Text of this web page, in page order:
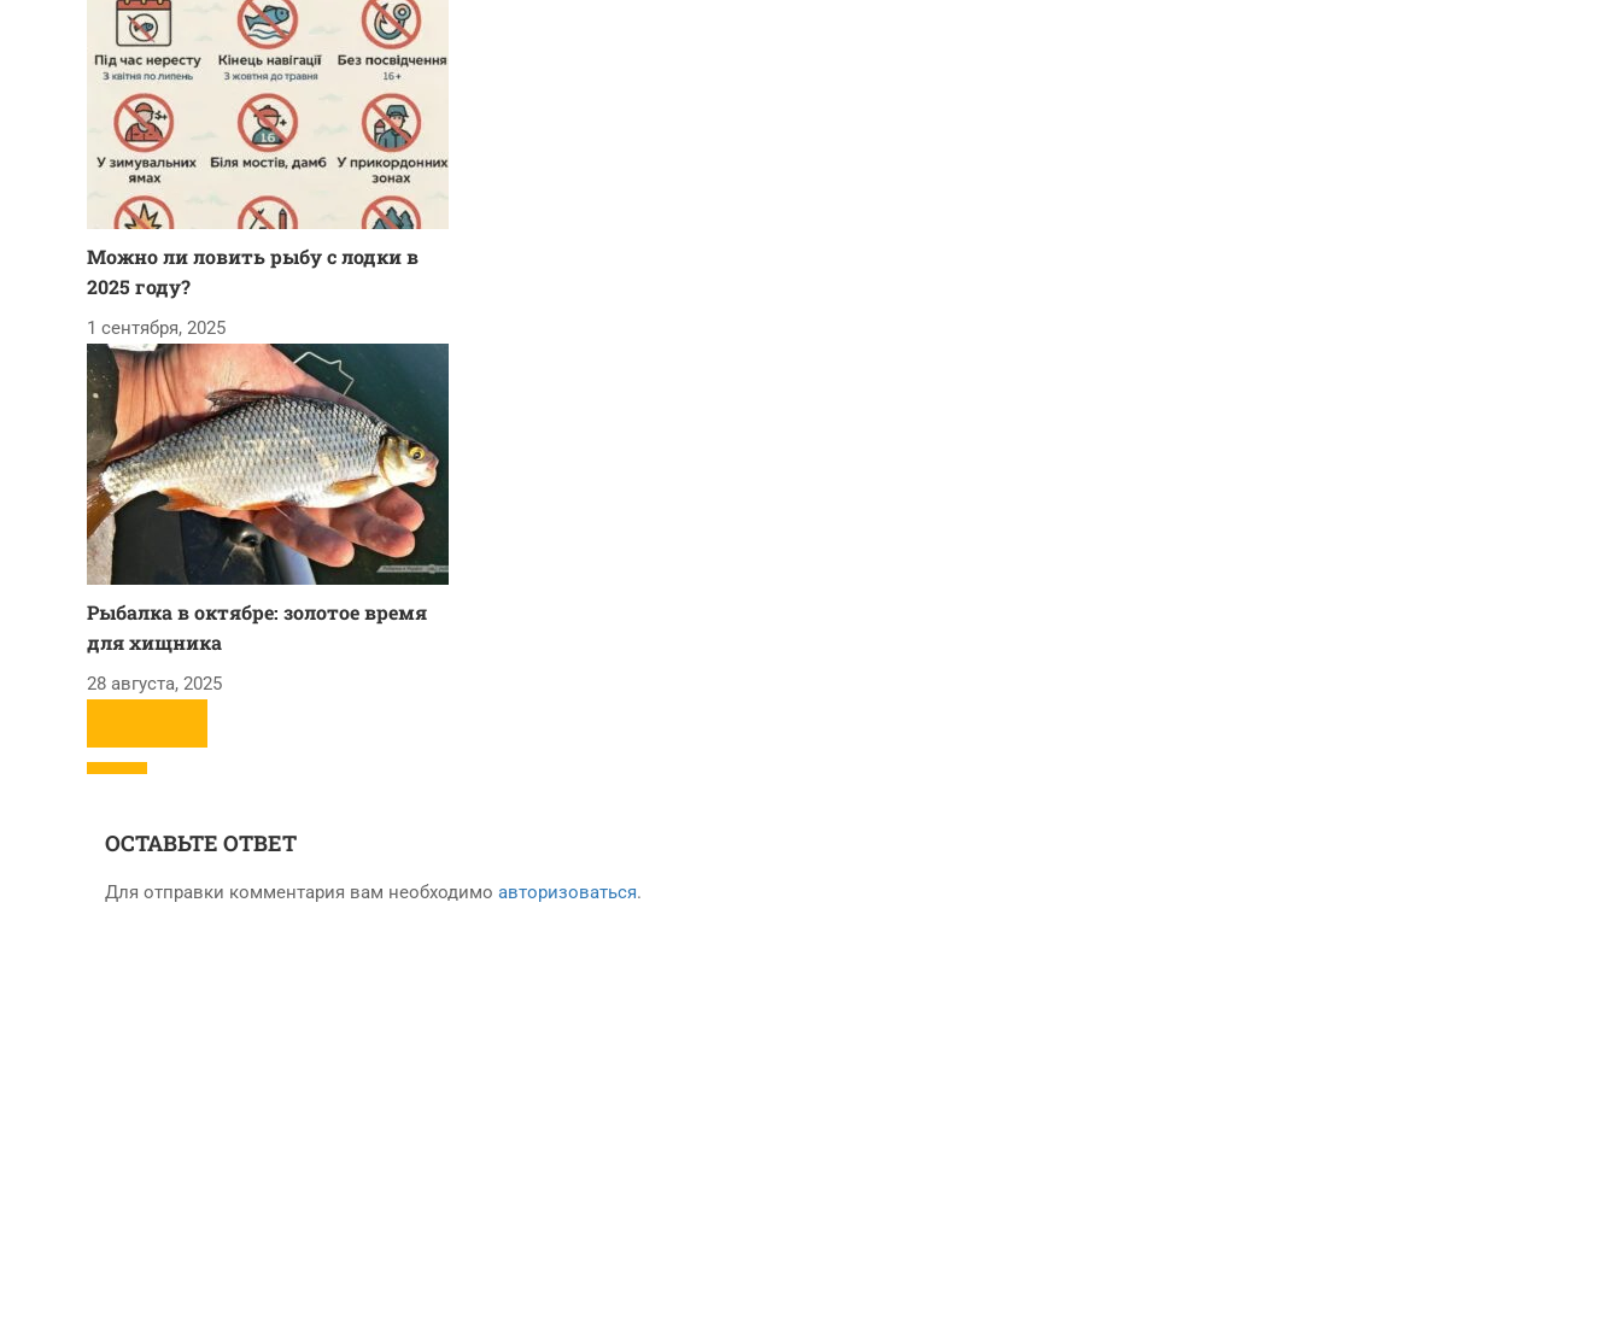
Можно ли ловить рыбу с лодки в
2025 году?
1 сентября, 2025
Рыбалка в октябре: золотое время
для хищника
28 августа, 2025
ОСТАВЬТЕ ОТВЕТ
Для отправки комментария вам необходимо авторизоваться.